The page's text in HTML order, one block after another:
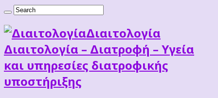
Διαιτoλογία
Διαιτολογία – Διατροφή – Υγεία
και υπηρεσίες διατροφικής
υποστήριξης